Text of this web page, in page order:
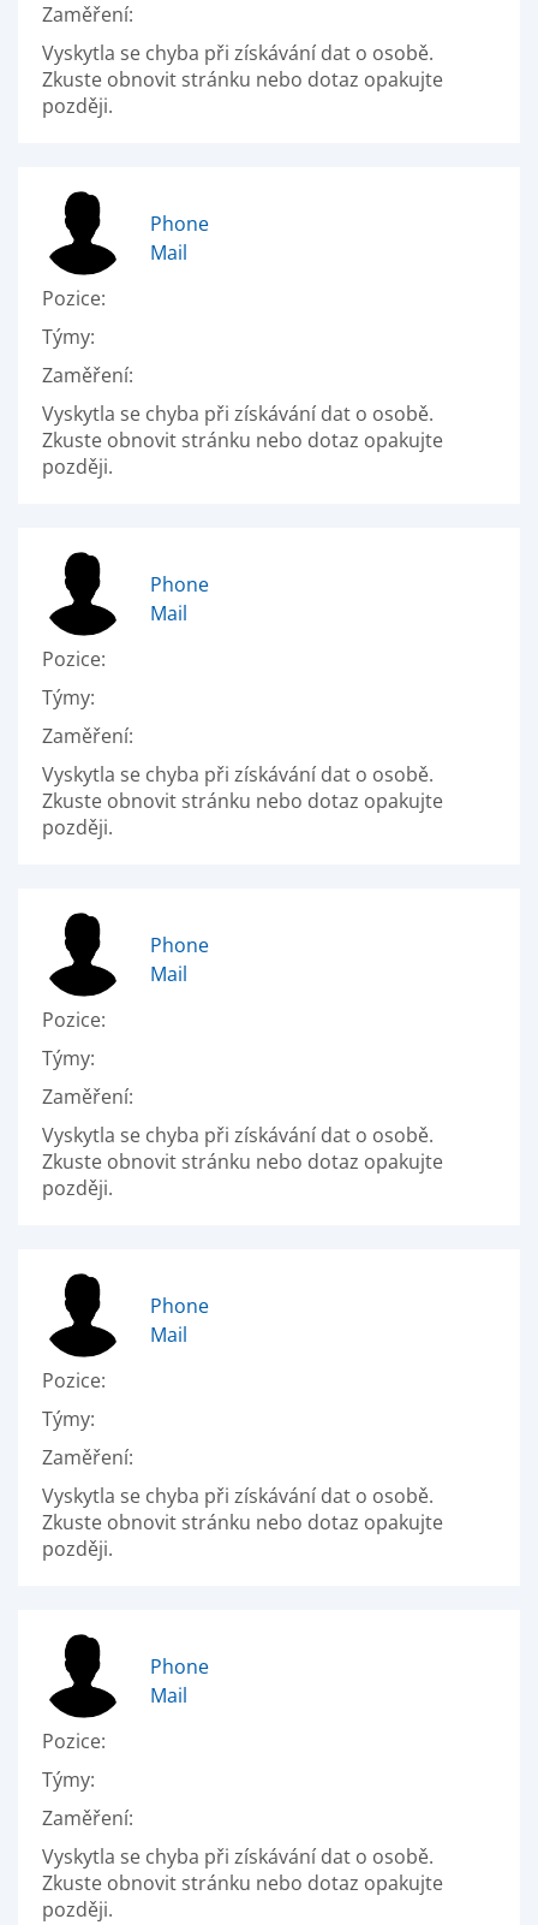
Zaměření:
Vyskytla se chyba při získávání dat o osobě.
Zkuste obnovit stránku nebo dotaz opakujte
později.
Phone
Mail
Pozice:
Týmy:
Zaměření:
Vyskytla se chyba při získávání dat o osobě.
Zkuste obnovit stránku nebo dotaz opakujte
později.
Phone
Mail
Pozice:
Týmy:
Zaměření:
Vyskytla se chyba při získávání dat o osobě.
Zkuste obnovit stránku nebo dotaz opakujte
později.
Phone
Mail
Pozice:
Týmy:
Zaměření:
Vyskytla se chyba při získávání dat o osobě.
Zkuste obnovit stránku nebo dotaz opakujte
později.
Phone
Mail
Pozice:
Týmy:
Zaměření:
Vyskytla se chyba při získávání dat o osobě.
Zkuste obnovit stránku nebo dotaz opakujte
později.
Phone
Mail
Pozice:
Týmy:
Zaměření:
Vyskytla se chyba při získávání dat o osobě.
Zkuste obnovit stránku nebo dotaz opakujte
později.